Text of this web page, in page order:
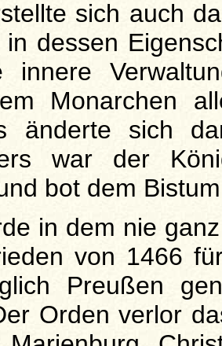
sich auch
in dessen
innere
Monarchen
änderte sich
war der
bot dem
in dem nie
von 1466
Preußen
Orden verlor